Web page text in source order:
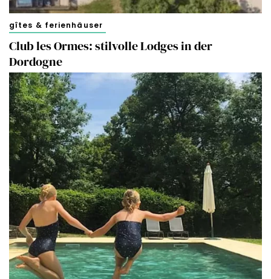
gîtes & ferienhäuser
Club les Ormes: stilvolle Lodges in der
Dordogne